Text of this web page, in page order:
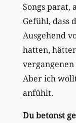
Songs parat,
Gefühl, dass
Ausgehend
hatten,
Aber ich
anfühlt.
Du betonst